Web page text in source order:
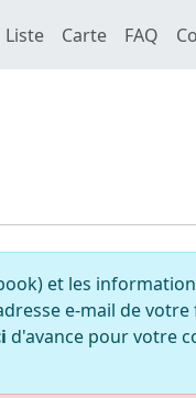
Liste Carte FAQ
et les
e-mail de
d'avance pour votre